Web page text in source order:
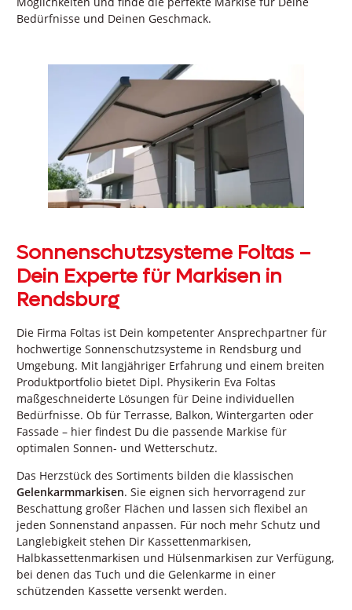
Bedürfnisse und Deinen Geschmack.
Sonnenschutzsysteme Foltas –
Dein Experte für Markisen in
Rendsburg
Die Firma Foltas ist Dein kompetenter Ansprechpartner für
hochwertige Sonnenschutzsysteme in Rendsburg und
Umgebung. Mit langjähriger Erfahrung und einem breiten
Produktportfolio bietet Dipl. Physikerin Eva Foltas
maßgeschneiderte Lösungen für Deine individuellen
Bedürfnisse. Ob für Terrasse, Balkon, Wintergarten oder
Fassade – hier findest Du die passende Markise für
optimalen Sonnen- und Wetterschutz.
Das Herzstück des Sortiments bilden die klassischen
Gelenkarmmarkisen. Sie eignen sich hervorragend zur
Beschattung großer Flächen und lassen sich flexibel an
jeden Sonnenstand anpassen. Für noch mehr Schutz und
Langlebigkeit stehen Dir Kassettenmarkisen,
Halbkassettenmarkisen und Hülsenmarkisen zur Verfügung,
bei denen das Tuch und die Gelenkarme in einer
schützenden Kassette versenkt werden.